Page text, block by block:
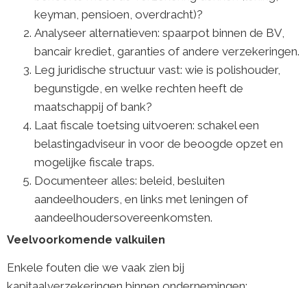
keyman, pensioen, overdracht)?
Analyseer alternatieven: spaarpot binnen de BV,
bancair krediet, garanties of andere verzekeringen.
Leg juridische structuur vast: wie is polishouder,
begunstigde, en welke rechten heeft de
maatschappij of bank?
Laat fiscale toetsing uitvoeren: schakel een
belastingadviseur in voor de beoogde opzet en
mogelijke fiscale traps.
Documenteer alles: beleid, besluiten
aandeelhouders, en links met leningen of
aandeelhoudersovereenkomsten.
Veelvoorkomende valkuilen
Enkele fouten die we vaak zien bij